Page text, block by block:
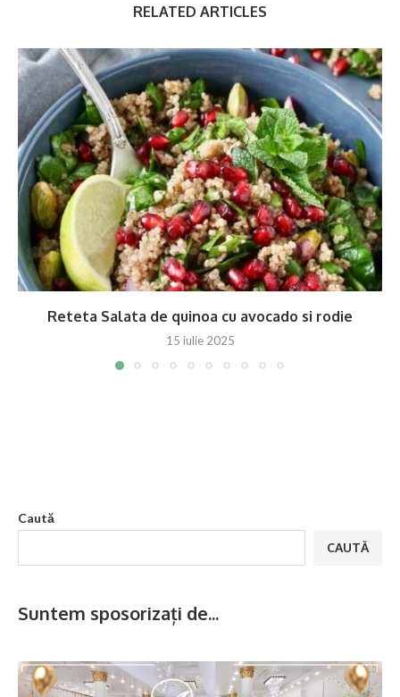
RELATED ARTICLES
Reteta Salata de quinoa cu avocado si rodie
15 iulie 2025
Caută
CAUTĂ
Suntem sposorizați de...